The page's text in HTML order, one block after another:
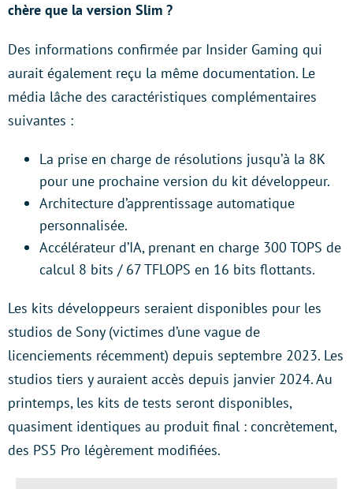
chère que la version Slim ?
Des informations confirmée par Insider Gaming qui
aurait également reçu la même documentation. Le
média lâche des caractéristiques complémentaires
suivantes :
La prise en charge de résolutions jusqu’à la 8K
pour une prochaine version du kit développeur.
Architecture d’apprentissage automatique
personnalisée.
Accélérateur d’IA, prenant en charge 300 TOPS de
calcul 8 bits / 67 TFLOPS en 16 bits flottants.
Les kits développeurs seraient disponibles pour les
studios de Sony (victimes d’une vague de
licenciements récemment) depuis septembre 2023. Les
studios tiers y auraient accès depuis janvier 2024. Au
printemps, les kits de tests seront disponibles,
quasiment identiques au produit final : concrètement,
des PS5 Pro légèrement modifiées.